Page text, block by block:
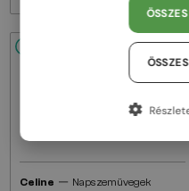
Celine — Napszemüvegek